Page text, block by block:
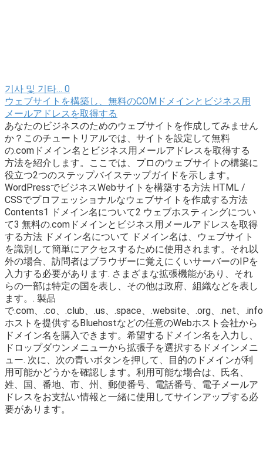
기사 및 기타… 0
ウェブサイトを構築し、無料のCOMドメインとビジネス用
メールアドレスを取得する
あなたのビジネスのためのウェブサイトを作成してみません
か？このチュートリアルでは、サイトを設定して無料
の.comドメイン名とビジネス用メールアドレスを取得する
方法を紹介します。ここでは、プロのウェブサイトの構築に
役立つ2つのステップバイステップガイドを示します。
WordPressでビジネスWebサイトを構築する方法 HTML /
CSSでプロフェッショナルなウェブサイトを作成する方法
Contents1 ドメイン名について2 ウェブホスティングについ
て3 無料の.comドメインとビジネス用メールアドレスを取得
する方法 ドメイン名について ドメイン名は、ウェブサイト
を識別して簡単にアクセスするために使用されます。それ以
外の場合、訪問者はブラウザーに覚えにくいサーバーのIPを
入力する必要があります. さまざまな拡張機能があり、それ
らの一部は特定の国を表し、その他は政府、組織などを表し
ます。. 製品
で.com、.co、.club、.us、.space、.website、.org、.net、
ホストを提供するBluehostなどの任意のWebホスト会社から
ドメイン名を購入できます。希望するドメイン名を入力し、
ドロップダウンメニューから拡張子を選択するドメインメニ
ュー. 次に、次の青いボタンを押して、目的のドメインが利
用可能かどうかを確認します。利用可能な場合は、氏名、
姓、国、番地、市、州、郵便番号、電話番号、電子メールア
ドレスをお支払い情報と一緒に使用してサインアップする必
要があります。